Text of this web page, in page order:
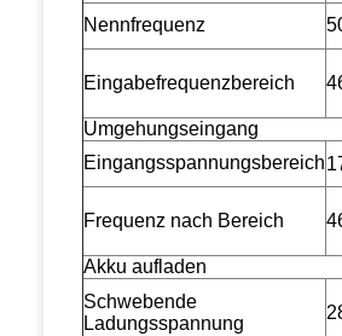
Nennfrequenz
Eingabefrequenzbereich
Umgehungseingang
Eingangsspannungsbereich
Frequenz nach Bereich
Akku aufladen
Schwebende
Ladungsspannung